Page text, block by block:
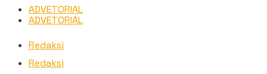
ADVETORIAL
Redaksi
ADVETORIAL
Redaksi